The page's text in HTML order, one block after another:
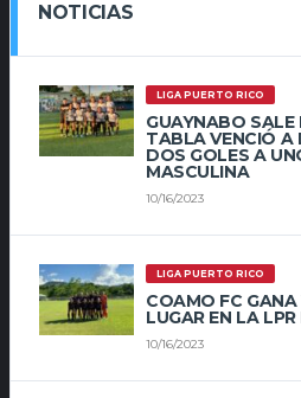
NOTICIAS
LIGA PUERTO RICO
GUAYNABO
TABLA VENCIÓ A
DOS GOLES A
MASCULINA
10/16/2023
LIGA PUERTO RICO
COAMO FC
LUGAR EN LA
10/16/2023